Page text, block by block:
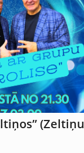
(Zeltiņu